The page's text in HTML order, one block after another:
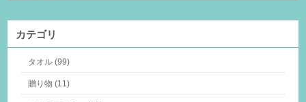
カテゴリ
タオル (99)
贈り物 (11)